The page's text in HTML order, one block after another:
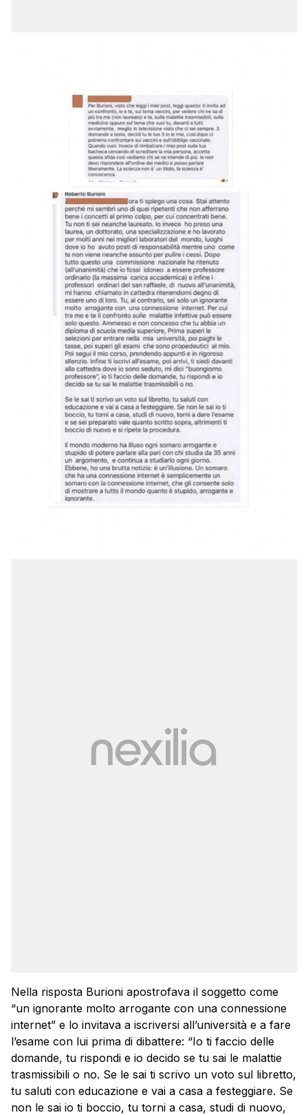
Nella risposta Burioni apostrofava il soggetto come
“un ignorante molto arrogante con una connessione
internet” e lo invitava a iscriversi all’università e a fare
l’esame con lui prima di dibattere: “Io ti faccio delle
domande, tu rispondi e io decido se tu sai le malattie
trasmissibili o no. Se le sai ti scrivo un voto sul libretto,
tu saluti con educazione e vai a casa a festeggiare. Se
non le sai io ti boccio, tu torni a casa, studi di nuovo,